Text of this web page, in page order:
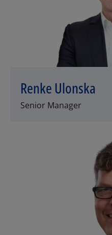
Renke Ulonska
Senior Manager